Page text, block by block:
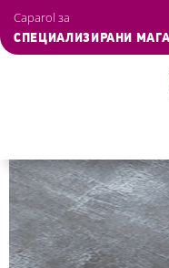
Skip
main
Caparol за
СПЕЦИАЛИЗИРАНИ
Управление на